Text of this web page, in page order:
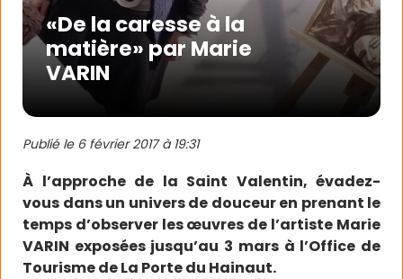
«De la caresse à la
matière» par Marie
VARIN
Publié le 6 février 2017 à 19:31
À l’approche de la Saint Valentin, évadez-
vous dans un univers de douceur en prenant le
temps d’observer les œuvres de l’artiste Marie
VARIN exposées jusqu’au 3 mars à l’Office de
Tourisme de La Porte du Hainaut.